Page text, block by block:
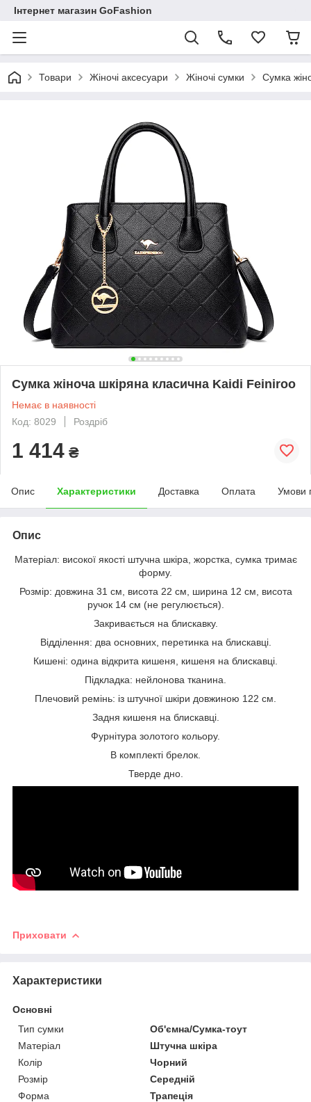
Інтернет магазин GoFashion
Товари Жіночі аксесуари Жіночі сумки Сумка
Сумка жіноча шкіряна класична Kaidi Feiniroo
Немає в наявності
Код: 8029
Роздріб
1 414 ₴
Опис Характеристики Доставка Оплата Умови
Опис
Матеріал: високої якості штучна шкіра, жорстка, сумка тримає
форму.
Розмір: довжина 31 см, висота 22 см, ширина 12 см, висота
ручок 14 см (не регулюється).
Закривається на блискавку.
Відділення: два основних, перетинка на блискавці.
Кишені: одина відкрита кишеня, кишеня на блискавці.
Підкладка: нейлонова тканина.
Плечовий ремінь: із штучної шкіри довжиною 122 см.
Задня кишеня на блискавці.
Фурнітура золотого кольору.
В комплекті брелок.
Тверде дно.
Приховати
Характеристики
Основні
Тип сумки
Об'ємна/Сумка-тоут
Матеріал
Штучна шкіра
Колір
Чорний
Розмір
Середній
Форма
Трапеція